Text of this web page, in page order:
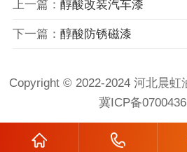
上一篇： 醇酸改装汽车漆
下一篇： 醇酸防锈磁漆
Copyright © 2022-2024 河北晨虹
冀ICP备